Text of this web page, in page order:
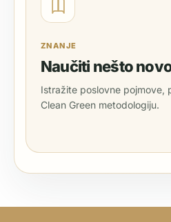
ZNANJE
Naučiti nešto
Istražite poslovne pojmove,
Clean Green metodologiju.